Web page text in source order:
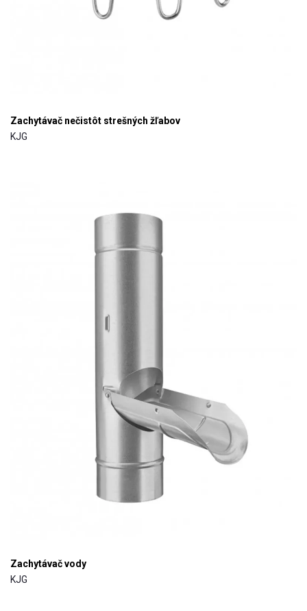
Zachytávač nečistôt strešných žľabov
KJG
Zachytávač vody
KJG